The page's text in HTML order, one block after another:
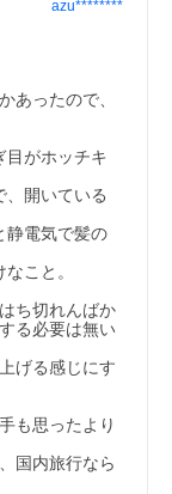
azu********
あったので、
目がホッチキ
、開いている
静電気で髪の
こと。
ち切れんばか
る必要は無い
げる感じにす
も思ったより
国内旅行なら